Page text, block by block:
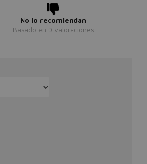
No lo recomiendan
Basado en 0 valoraciones